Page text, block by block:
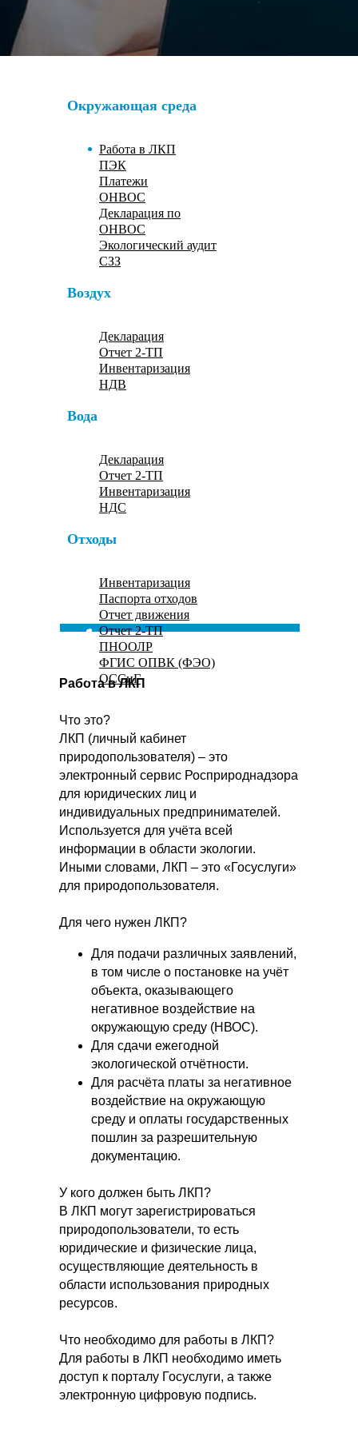
Работа в ЛКП
Что это?
ЛКП (личный кабинет
природопользователя) – это
электронный сервис Росприроднадзора
для юридических лиц и
индивидуальных предпринимателей.
Используется для учёта всей
информации в области экологии.
Иными словами, ЛКП – это «Госуслуги»
для природопользователя.
Для чего нужен ЛКП?
Для подачи различных заявлений,
в том числе о постановке на учёт
объекта, оказывающего
негативное воздействие на
окружающую среду (НВОС).
Для сдачи ежегодной
экологической отчётности.
Для расчёта платы за негативное
воздействие на окружающую
среду и оплаты государственных
пошлин за разрешительную
документацию.
У кого должен быть ЛКП?
В ЛКП могут зарегистрироваться
природопользователи, то есть
юридические и физические лица,
осуществляющие деятельность в
области использования природных
ресурсов.
Что необходимо для работы в ЛКП?
Для работы в ЛКП необходимо иметь
доступ к порталу Госуслуги, а также
электронную цифровую подпись.
Окружающая среда
Работа в ЛКП
ПЭК
Платежи
ОНВОС
Декларация по
ОНВОС
Экологический аудит
СЗЗ
Воздух
Декларация
Отчет 2-ТП
Инвентаризация
НДВ
Вода
Декларация
Отчет 2-ТП
Инвентаризация
НДС
Отходы
Инвентаризация
Паспорта отходов
Отчет движения
Отчет 2-ТП
ПНООЛР
ФГИС ОПВК (ФЭО)
ОССиГ